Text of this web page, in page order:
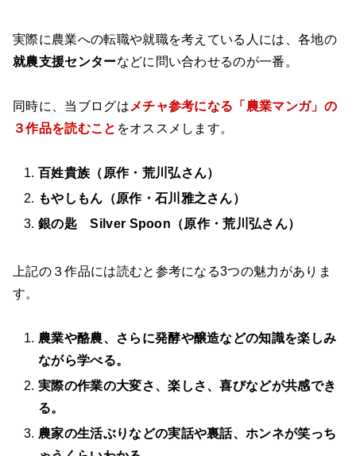
実際に農業への転職や就職を考えている人には、各地の
就農支援センターなどに問い合わせるのが一番。
同時に、当ブログは メチャ参考になる「農業マンガ」の
３作品を読むこと をオススメします。
百姓貴族（原作・荒川弘さん）
もやしもん（原作・石川雅之さん）
銀の匙 Silver Spoon（原作・荒川弘さん）
上記の３作品には読むと参考になる3つの魅力がありま
す。
農業や酪農、さらに発酵や醸造などの知識を楽しみ
ながら学べる。
実際の作業の大変さ、楽しさ、喜びなどが共感でき
る。
農家の生活ぶりなどの実話や裏話、ホンネが笑っち